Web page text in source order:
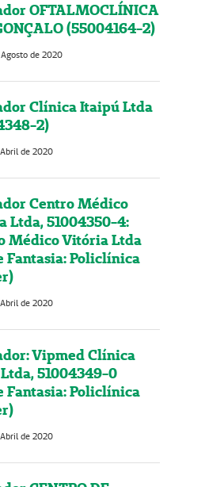
OFTALMOCLÍNICA
(55004164-2)
de 2020
Clínica Itaipú Ltda
2)
de 2020
Centro Médico
Ltda, 51004350-4:
Médico Vitória Ltda
Fantasia: Policlínica
de 2020
Vipmed Clínica
51004349-0
Fantasia: Policlínica
de 2020